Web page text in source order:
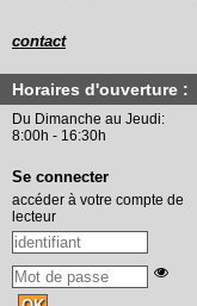
contact
Horaires d'ouverture :
Du Dimanche au Jeudi:
8:00h - 16:30h
Se connecter
accéder à votre compte de
lecteur